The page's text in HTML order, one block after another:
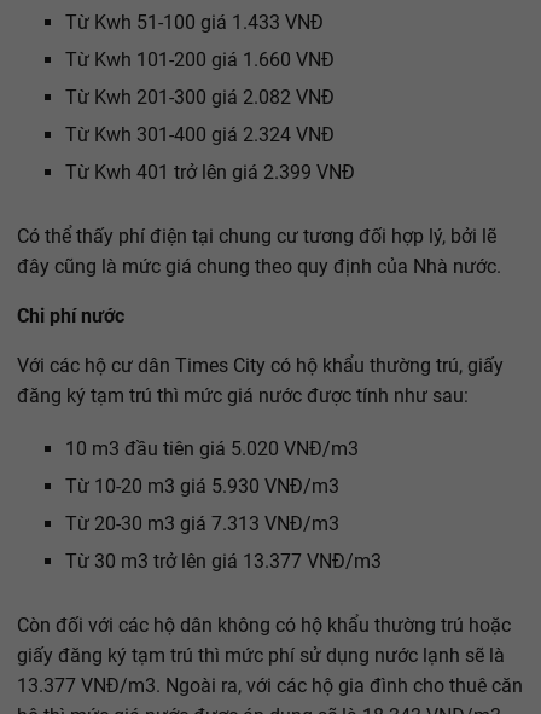
Từ Kwh 51-100 giá 1.433 VNĐ
Từ Kwh 101-200 giá 1.660 VNĐ
Từ Kwh 201-300 giá 2.082 VNĐ
Từ Kwh 301-400 giá 2.324 VNĐ
Từ Kwh 401 trở lên giá 2.399 VNĐ
Có thể thấy phí điện tại chung cư tương đối hợp lý, bởi lẽ
đây cũng là mức giá chung theo quy định của Nhà nước.
Chi phí nước
Với các hộ cư dân Times City có hộ khẩu thường trú, giấy
đăng ký tạm trú thì mức giá nước được tính như sau:
10 m3 đầu tiên giá 5.020 VNĐ/m3
Từ 10-20 m3 giá 5.930 VNĐ/m3
Từ 20-30 m3 giá 7.313 VNĐ/m3
Từ 30 m3 trở lên giá 13.377 VNĐ/m3
Còn đối với các hộ dân không có hộ khẩu thường trú hoặc
giấy đăng ký tạm trú thì mức phí sử dụng nước lạnh sẽ là
13.377 VNĐ/m3. Ngoài ra, với các hộ gia đình cho thuê căn